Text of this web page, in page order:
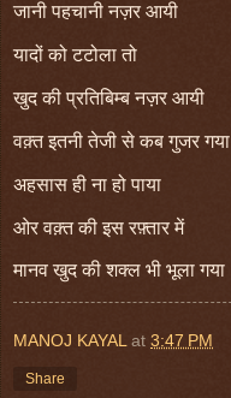
जानी पहचानी नज़र आयी
यादों को टटोला तो
खुद की प्रतिबिम्ब नज़र आयी
वक़्त इतनी तेजी से कब गुजर गया
अहसास ही ना हो पाया
ओर वक़्त की इस रफ़्तार में
मानव खुद की शक्ल भी भूला गया
MANOJ KAYAL at 3:47 PM
Share